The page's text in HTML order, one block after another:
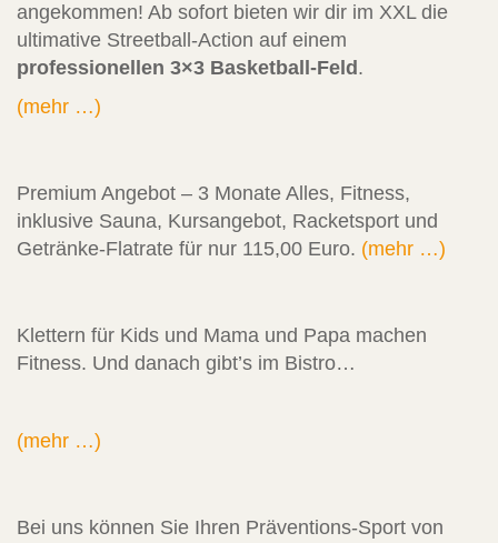
angekommen! Ab sofort bieten wir dir im XXL die
ultimative Streetball-Action auf einem
professionellen 3×3 Basketball-Feld .
(mehr …)
Premium Angebot – 3 Monate Alles, Fitness,
inklusive Sauna, Kursangebot, Racketsport und
Getränke-Flatrate für nur 115,00 Euro. (mehr …)
Klettern für Kids und Mama und Papa machen
Fitness. Und danach gibt’s im Bistro…
(mehr …)
Bei uns können Sie Ihren Präventions-Sport von